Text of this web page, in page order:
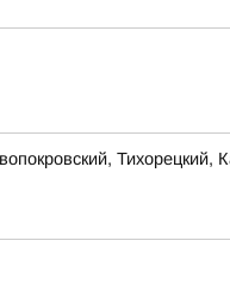
Тихорецкий,